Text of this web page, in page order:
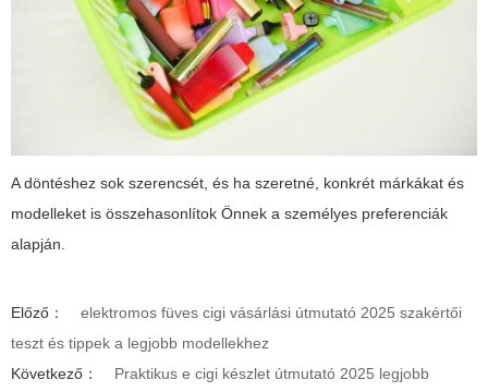
A döntéshez sok szerencsét, és ha szeretné, konkrét márkákat és
modelleket is összehasonlítok Önnek a személyes preferenciák
alapján.
Előző：
elektromos füves cigi vásárlási útmutató 2025 szakértői
teszt és tippek a legjobb modellekhez
Következő：
Praktikus e cigi készlet útmutató 2025 legjobb